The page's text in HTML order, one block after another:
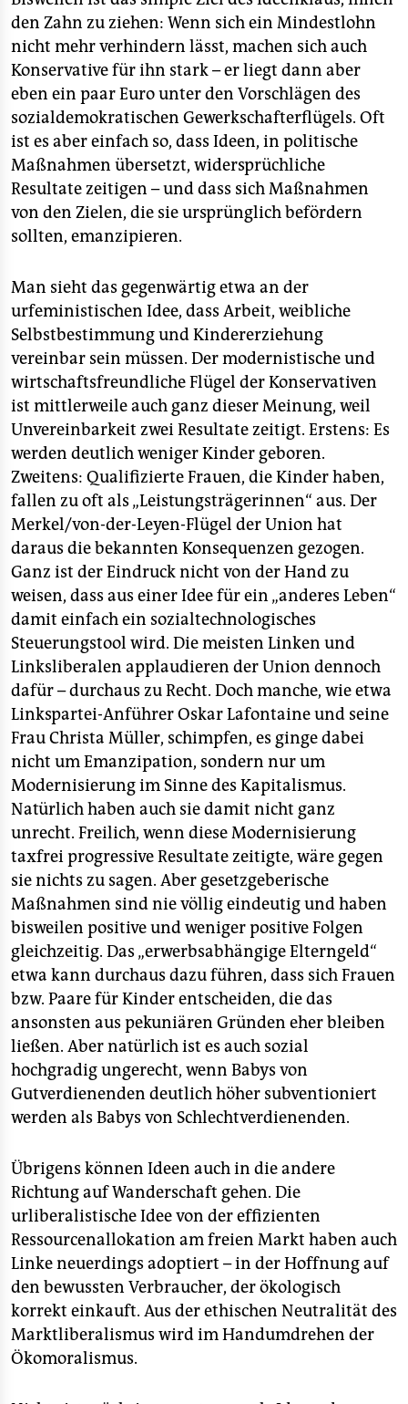
den Zahn zu ziehen: Wenn sich ein Mindestlohn
nicht mehr verhindern lässt, machen sich auch
Konservative für ihn stark – er liegt dann aber
eben ein paar Euro unter den Vorschlägen des
sozialdemokratischen Gewerkschafterflügels. Oft
ist es aber einfach so, dass Ideen, in politische
Maßnahmen übersetzt, widersprüchliche
Resultate zeitigen – und dass sich Maßnahmen
von den Zielen, die sie ursprünglich befördern
sollten, emanzipieren.
Man sieht das gegenwärtig etwa an der
urfeministischen Idee, dass Arbeit, weibliche
Selbstbestimmung und Kindererziehung
vereinbar sein müssen. Der modernistische und
wirtschaftsfreundliche Flügel der Konservativen
ist mittlerweile auch ganz dieser Meinung, weil
Unvereinbarkeit zwei Resultate zeitigt. Erstens: Es
werden deutlich weniger Kinder geboren.
Zweitens: Qualifizierte Frauen, die Kinder haben,
fallen zu oft als „Leistungsträgerinnen“ aus. Der
Merkel/von-der-Leyen-Flügel der Union hat
daraus die bekannten Konsequenzen gezogen.
Ganz ist der Eindruck nicht von der Hand zu
weisen, dass aus einer Idee für ein „anderes Leben“
damit einfach ein sozialtechnologisches
Steuerungstool wird. Die meisten Linken und
Linksliberalen applaudieren der Union dennoch
dafür – durchaus zu Recht. Doch manche, wie etwa
Linkspartei-Anführer Oskar Lafontaine und seine
Frau Christa Müller, schimpfen, es ginge dabei
nicht um Emanzipation, sondern nur um
Modernisierung im Sinne des Kapitalismus.
Natürlich haben auch sie damit nicht ganz
unrecht. Freilich, wenn diese Modernisierung
taxfrei progressive Resultate zeitigte, wäre gegen
sie nichts zu sagen. Aber gesetzgeberische
Maßnahmen sind nie völlig eindeutig und haben
bisweilen positive und weniger positive Folgen
gleichzeitig. Das „erwerbsabhängige Elterngeld“
etwa kann durchaus dazu führen, dass sich Frauen
bzw. Paare für Kinder entscheiden, die das
ansonsten aus pekuniären Gründen eher bleiben
ließen. Aber natürlich ist es auch sozial
hochgradig ungerecht, wenn Babys von
Gutverdienenden deutlich höher subventioniert
werden als Babys von Schlechtverdienenden.
Übrigens können Ideen auch in die andere
Richtung auf Wanderschaft gehen. Die
urliberalistische Idee von der effizienten
Ressourcenallokation am freien Markt haben auch
Linke neuerdings adoptiert – in der Hoffnung auf
den bewussten Verbraucher, der ökologisch
korrekt einkauft. Aus der ethischen Neutralität des
Marktliberalismus wird im Handumdrehen der
Ökomoralismus.